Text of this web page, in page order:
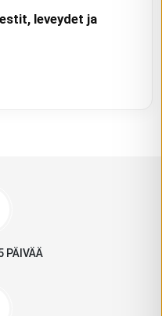
leveydet ja
PÄIVÄÄ